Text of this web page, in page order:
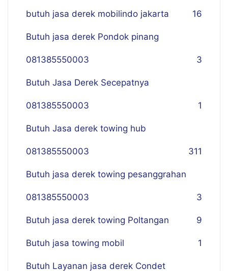
butuh jasa derek mobilindo jakarta 16
Butuh jasa derek Pondok pinang
081385550003 3
Butuh Jasa Derek Secepatnya
081385550003 1
Butuh Jasa derek towing hub
081385550003 311
Butuh jasa derek towing pesanggrahan
081385550003 3
Butuh jasa derek towing Poltangan 9
Butuh jasa towing mobil 1
Butuh Layanan jasa derek Condet